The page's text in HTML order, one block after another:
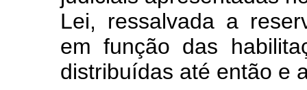
Lei, ressalvada a
em função das
distribuídas até então e